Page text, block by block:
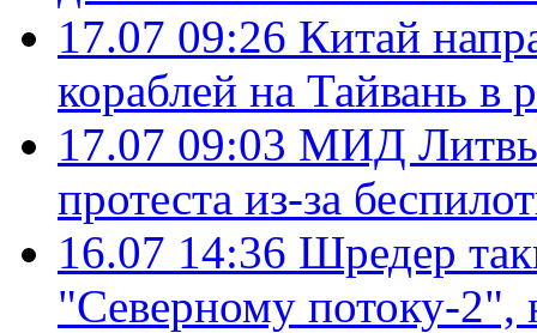
17.07 09:26 Китай
кораблей на Тайвань в
17.07 09:03 МИД Литвы
протеста из-за
16.07 14:36 Шредер
"Северному потоку-2",